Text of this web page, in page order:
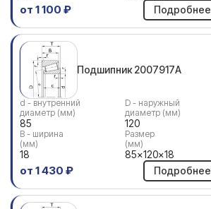
от 1 100 ₽ Подробнее
Подшипник 2007917А
d - внутренний
диаметр (мм)
85
D - наружный
диаметр (мм)
120
В - ширина
(мм)
18
Размер
(мм)
85x120x18
от 1 430 ₽ Подробнее